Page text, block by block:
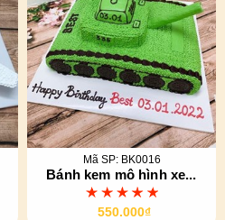
Mã SP: BK0016
Bánh kem mô hình xe...
550.000₫